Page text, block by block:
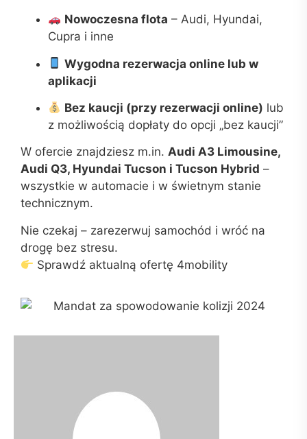
Nowoczesna flota – Audi, Hyundai,
Cupra i inne
Wygodna rezerwacja online lub w
aplikacji
Bez kaucji (przy rezerwacji online) lub
z możliwością dopłaty do opcji „bez kaucji”
W ofercie znajdziesz m.in. Audi A3 Limousine,
Audi Q3, Hyundai Tucson i Tucson Hybrid –
wszystkie w automacie i w świetnym stanie
technicznym.
Nie czekaj – zarezerwuj samochód i wróć na
drogę bez stresu.
Sprawdź aktualną ofertę 4mobility